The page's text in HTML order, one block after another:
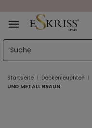
Startseite Deckenleuchten
UND METALL BRAUN